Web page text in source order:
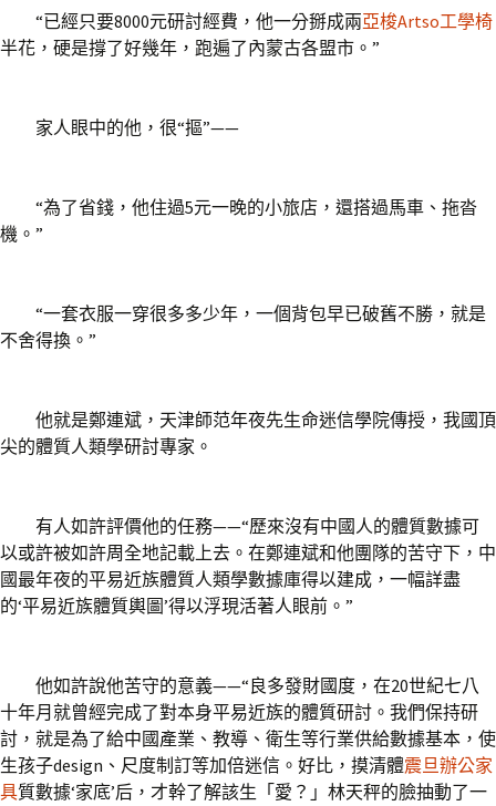
“已經只要8000元研討經費，他一分掰成兩亞梭Artso工學椅
半花，硬是撐了好幾年，跑遍了內蒙古各盟市。”
家人眼中的他，很“摳”——
“為了省錢，他住過5元一晚的小旅店，還搭過馬車、拖沓
機。”
“一套衣服一穿很多多少年，一個背包早已破舊不勝，就是
不舍得換。”
他就是鄭連斌，天津師范年夜先生命迷信學院傳授，我國頂
尖的體質人類學研討專家。
有人如許評價他的任務——“歷來沒有中國人的體質數據可
以或許被如許周全地記載上去。在鄭連斌和他團隊的苦守下，中
國最年夜的平易近族體質人類學數據庫得以建成，一幅詳盡
的‘平易近族體質輿圖’得以浮現活著人眼前。”
他如許說他苦守的意義——“良多發財國度，在20世紀七八
十年月就曾經完成了對本身平易近族的體質研討。我們保持研
討，就是為了給中國產業、教導、衛生等行業供給數據基本，使
生孩子design、尺度制訂等加倍迷信。好比，摸清體震旦辦公家
具質數據‘家底’后，才幹了解該生「愛？」林天秤的臉抽動了一